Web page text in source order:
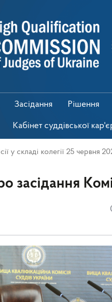
Засідання Рішення
Кабінет суддівської
у складі колегії 25 червня
засідання